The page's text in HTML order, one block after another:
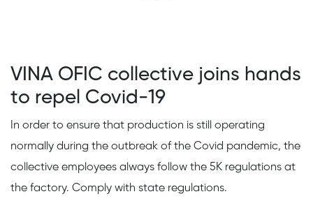
VINA OFIC collective joins hands
to repel Covid-19
In order to ensure that production is still operating
normally during the outbreak of the Covid pandemic, the
collective employees always follow the 5K regulations at
the factory. Comply with state regulations.